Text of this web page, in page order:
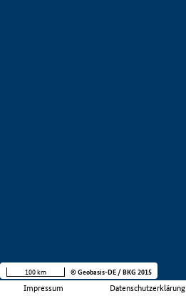
Impressum Datenschutzerklärung
100 km © Geobasis-DE / BKG 2015